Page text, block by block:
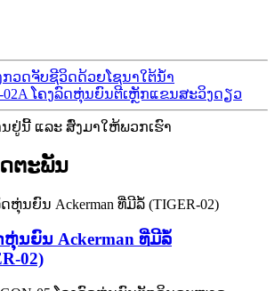
ກວດຈັບຊີວິດດ້ວຍໂຊນາໃຕ້ນ້ຳ
02A ໂຄງລົດຫຸ່ນຍົນຕີເຫຼັກແຂນສະວິງດຽວ
ຢູ່ນີ້ ແລະ ສົ່ງມາໃຫ້ພວກເຮົາ
ຕະພັນ
ຫຸ່ນຍົນ Ackerman ທີ່ມີລໍ້
02)